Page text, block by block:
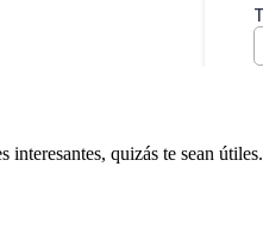
interesantes, quizás te sean útiles.